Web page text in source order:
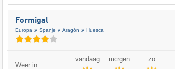
Formigal
Europa Spanje Aragón Huesca
Weer in
vandaag morgen zo